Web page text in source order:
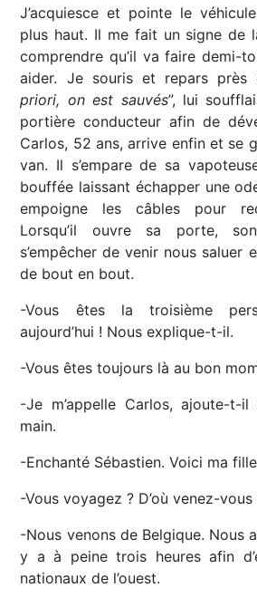
J’acquiesce et pointe le
plus haut. Il me fait un signe de
comprendre qu’il va faire demi-
aider. Je souris et repars près
priori, on est sauvés”, lui
portière conducteur afin de
Carlos, 52 ans, arrive enfin et se
van. Il s’empare de sa
bouffée laissant échapper une
empoigne les câbles pour
Lorsqu’il ouvre sa porte,
s’empêcher de venir nous saluer
de bout en bout.
-Vous êtes la troisième
aujourd’hui ! Nous explique-t-il.
-Vous êtes toujours là au bon
-Je m’appelle Carlos, ajoute-t-
main.
-Enchanté Sébastien. Voici ma
-Vous voyagez ? D’où venez-vous
-Nous venons de Belgique. Nous
y a à peine trois heures afin
nationaux de l’ouest.